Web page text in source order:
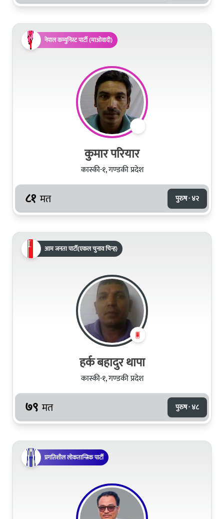
नेपाल कम्युनिस्ट पार्टी (माओवादी)
कुमार परियार
कास्की-१, गण्डकी प्रदेश
८१ मत पुरुष · ४२
आम जनता पार्टी(एकल चुनाव चिन्ह)
हर्क बहादुर थापा
कास्की-१, गण्डकी प्रदेश
७९ मत पुरुष · ४८
प्रगतिशील लोकतान्त्रिक पार्टी